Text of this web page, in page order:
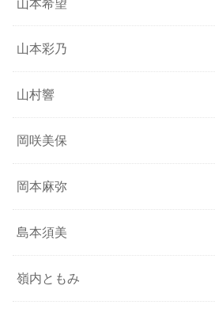
山本彩乃
山村響
岡咲美保
岡本麻弥
島本須美
嶺内ともみ